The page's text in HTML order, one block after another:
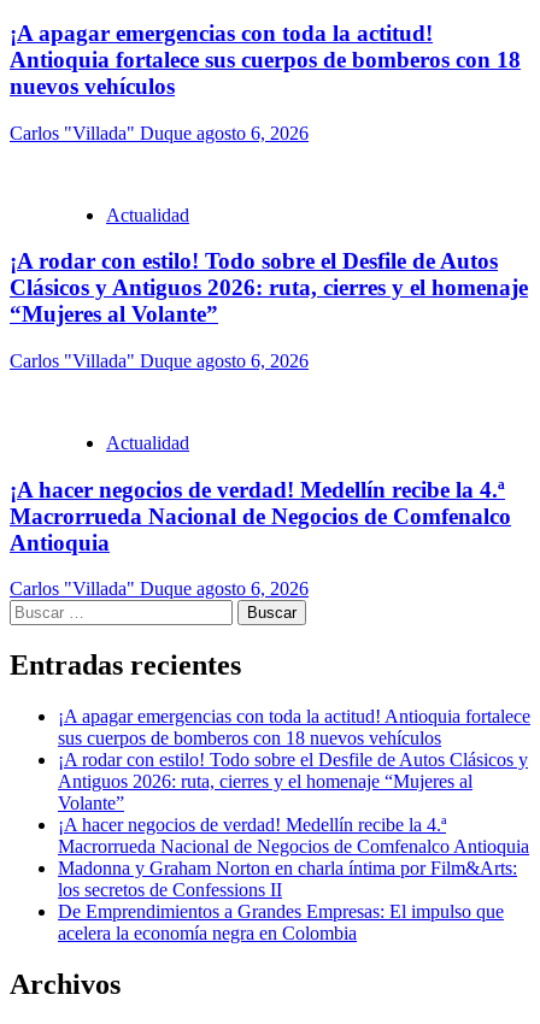
¡A apagar emergencias con toda la actitud!
Antioquia fortalece sus cuerpos de bomberos con 18
nuevos vehículos
Carlos "Villada" Duque agosto 6, 2026
Actualidad
¡A rodar con estilo! Todo sobre el Desfile de Autos
Clásicos y Antiguos 2026: ruta, cierres y el homenaje
“Mujeres al Volante”
Carlos "Villada" Duque agosto 6, 2026
Actualidad
¡A hacer negocios de verdad! Medellín recibe la 4.ª
Macrorrueda Nacional de Negocios de Comfenalco
Antioquia
Carlos "Villada" Duque agosto 6, 2026
Buscar:
Entradas recientes
¡A apagar emergencias con toda la actitud! Antioquia fortalece
sus cuerpos de bomberos con 18 nuevos vehículos
¡A rodar con estilo! Todo sobre el Desfile de Autos Clásicos y
Antiguos 2026: ruta, cierres y el homenaje “Mujeres al
Volante”
¡A hacer negocios de verdad! Medellín recibe la 4.ª
Macrorrueda Nacional de Negocios de Comfenalco Antioquia
Madonna y Graham Norton en charla íntima por Film&Arts:
los secretos de Confessions II
De Emprendimientos a Grandes Empresas: El impulso que
acelera la economía negra en Colombia
Archivos